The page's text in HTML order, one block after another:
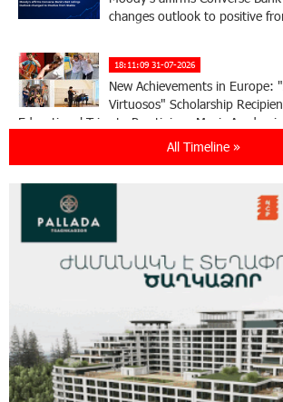
changes outlook to positive
18:11:09 31-07-2026
New Achievements in Europe:
Virtuosos" Scholarship
Educational Trips to Prestigious Music Academies
Rate.Trading Platform at
Summit: IDBank Introduces
Solution
14:34:49 29-07-2026
Supported by IDBank
11:59:57 28-07-2026
Ucom’s Sales and Service
All Timeline »